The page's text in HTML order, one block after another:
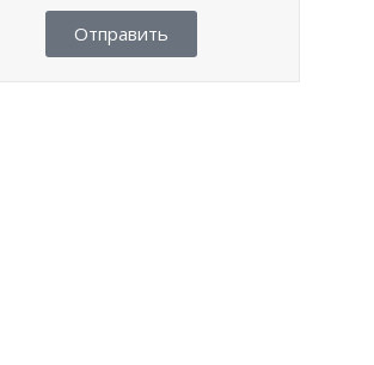
Отправить